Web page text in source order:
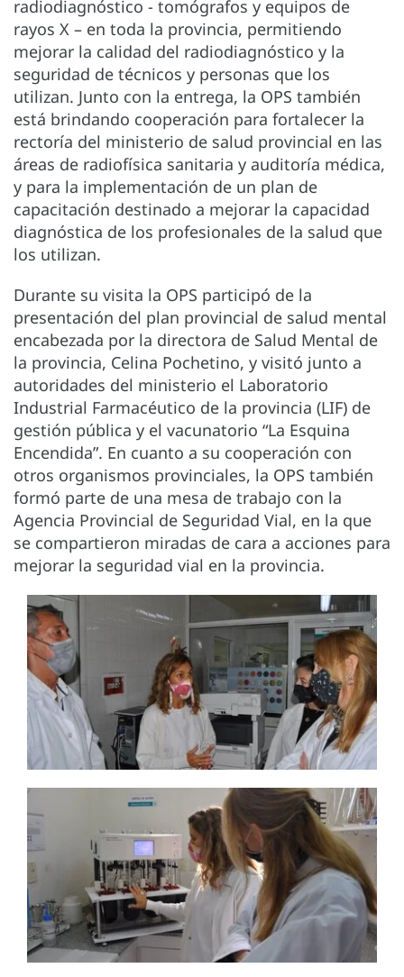
radiodiagnóstico - tomógrafos y equipos de
rayos X – en toda la provincia, permitiendo
mejorar la calidad del radiodiagnóstico y la
seguridad de técnicos y personas que los
utilizan. Junto con la entrega, la OPS también
está brindando cooperación para fortalecer la
rectoría del ministerio de salud provincial en las
áreas de radiofísica sanitaria y auditoría médica,
y para la implementación de un plan de
capacitación destinado a mejorar la capacidad
diagnóstica de los profesionales de la salud que
los utilizan.
Durante su visita la OPS participó de la
presentación del plan provincial de salud mental
encabezada por la directora de Salud Mental de
la provincia, Celina Pochetino, y visitó junto a
autoridades del ministerio el Laboratorio
Industrial Farmacéutico de la provincia (LIF) de
gestión pública y el vacunatorio “La Esquina
Encendida”. En cuanto a su cooperación con
otros organismos provinciales, la OPS también
formó parte de una mesa de trabajo con la
Agencia Provincial de Seguridad Vial, en la que
se compartieron miradas de cara a acciones para
mejorar la seguridad vial en la provincia.